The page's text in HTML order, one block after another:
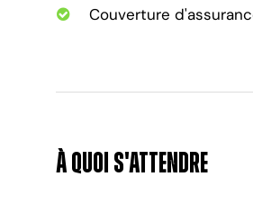
Couverture
À Quoi s'Attendre